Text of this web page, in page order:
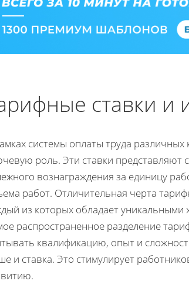
ставки и
системы оплаты труда
роль. Эти ставки
вознаграждения за единицу
работ. Отличительная черта
из которых обладает
распространенное разделение
квалификацию, опыт и
и ставка. Это стимулирует